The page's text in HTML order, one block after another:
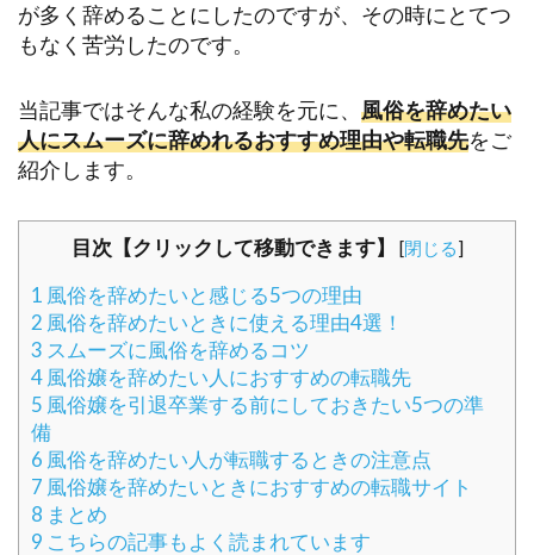
が多く辞めることにしたのですが、その時にとてつ
もなく苦労したのです。
当記事ではそんな私の経験を元に、 風俗を辞めたい
人にスムーズに辞めれるおすすめ理由や転職先をご
紹介します。
目次【クリックして移動できます】 [閉じる]
1 風俗を辞めたいと感じる5つの理由
2 風俗を辞めたいときに使える理由4選！
3 スムーズに風俗を辞めるコツ
4 風俗嬢を辞めたい人におすすめの転職先
5 風俗嬢を引退卒業する前にしておきたい5つの準
備
6 風俗を辞めたい人が転職するときの注意点
7 風俗嬢を辞めたいときにおすすめの転職サイト
8 まとめ
9 こちらの記事もよく読まれています